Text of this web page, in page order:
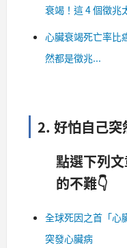
衰竭！這 4 個徵兆
心臟衰竭死亡率比
然都是徵兆...
2. 好怕自己
點選下列
的不難👇
全球死因之首「心
突發心臟病